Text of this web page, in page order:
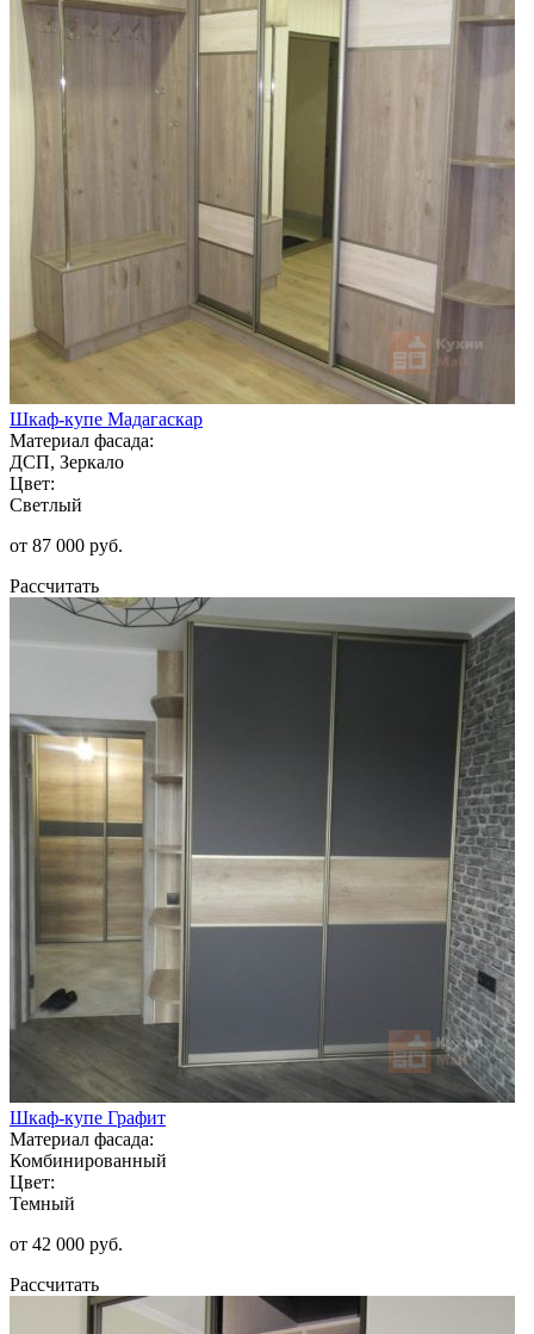
Шкаф-купе Мадагаскар
Материал фасада:
ДСП, Зеркало
Цвет:
Светлый
от 87 000 руб.
Рассчитать
Шкаф-купе Графит
Материал фасада:
Комбинированный
Цвет:
Темный
от 42 000 руб.
Рассчитать